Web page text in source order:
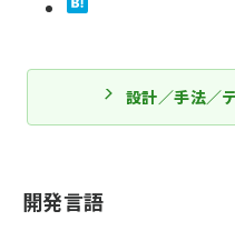
設計／手法／
開発言語